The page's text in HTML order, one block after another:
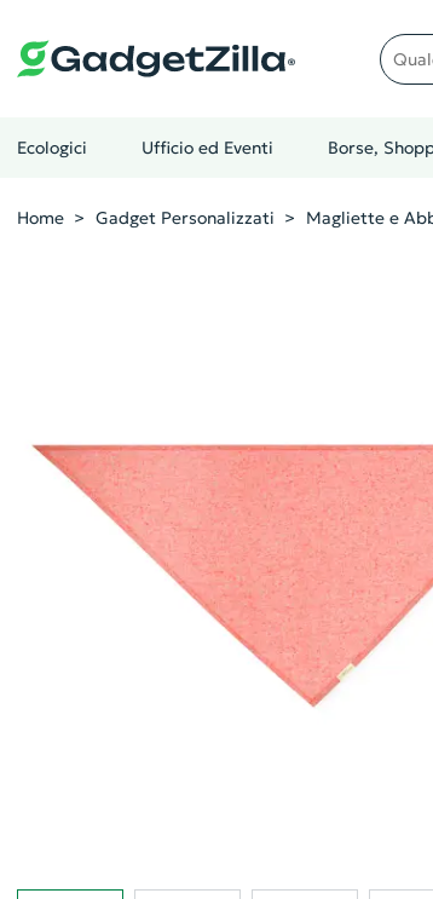
Quale
Ecologici Ufficio ed Eventi Borse,
Home Gadget Personalizzati Magliette e